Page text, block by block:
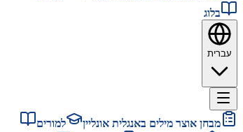
בלוג
עברית
מבחן אוצר מילים באנגלית אונליין
למורים